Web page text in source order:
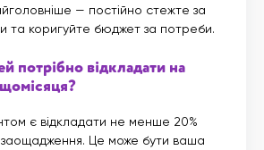
— постійно стежте за
та коригуйте бюджет за потреби.
потрібно відкладати на
є відкладати не менше 20%
заощадження. Це може бути ваша